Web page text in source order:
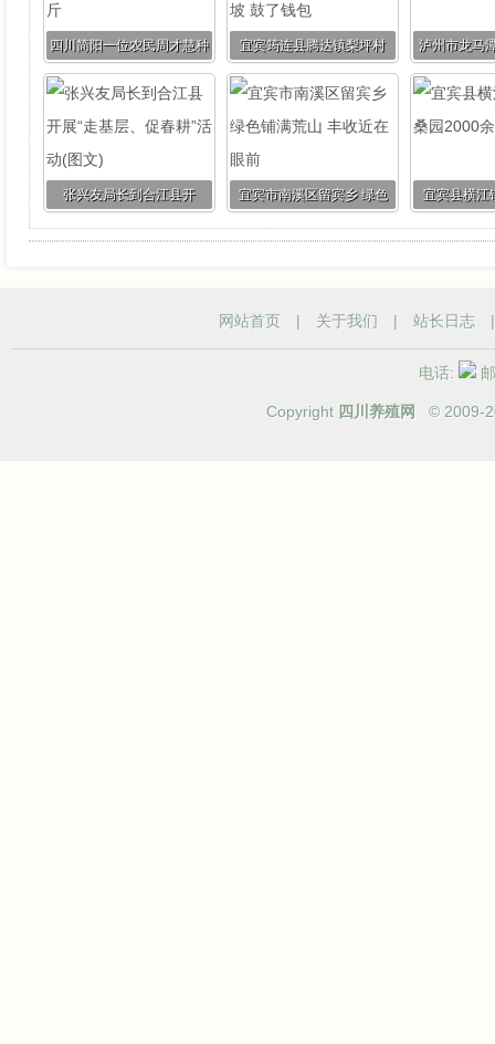
四川简阳一位农民周才慧种
的大红薯，有198斤
宜宾筠连县腾达镇梨坪村
200亩黄柏 绿了荒坡 鼓了
钱包
泸州市龙马
余亩太
张兴友局长到合江县开
宜宾市南溪区留宾乡 绿色
宜宾县横江
网站首页 | 关于我们 | 站长日志
电话:
Copyright 四川养殖网 © 2009-